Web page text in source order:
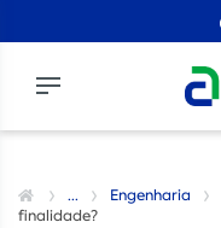
... Engenharia
finalidade?